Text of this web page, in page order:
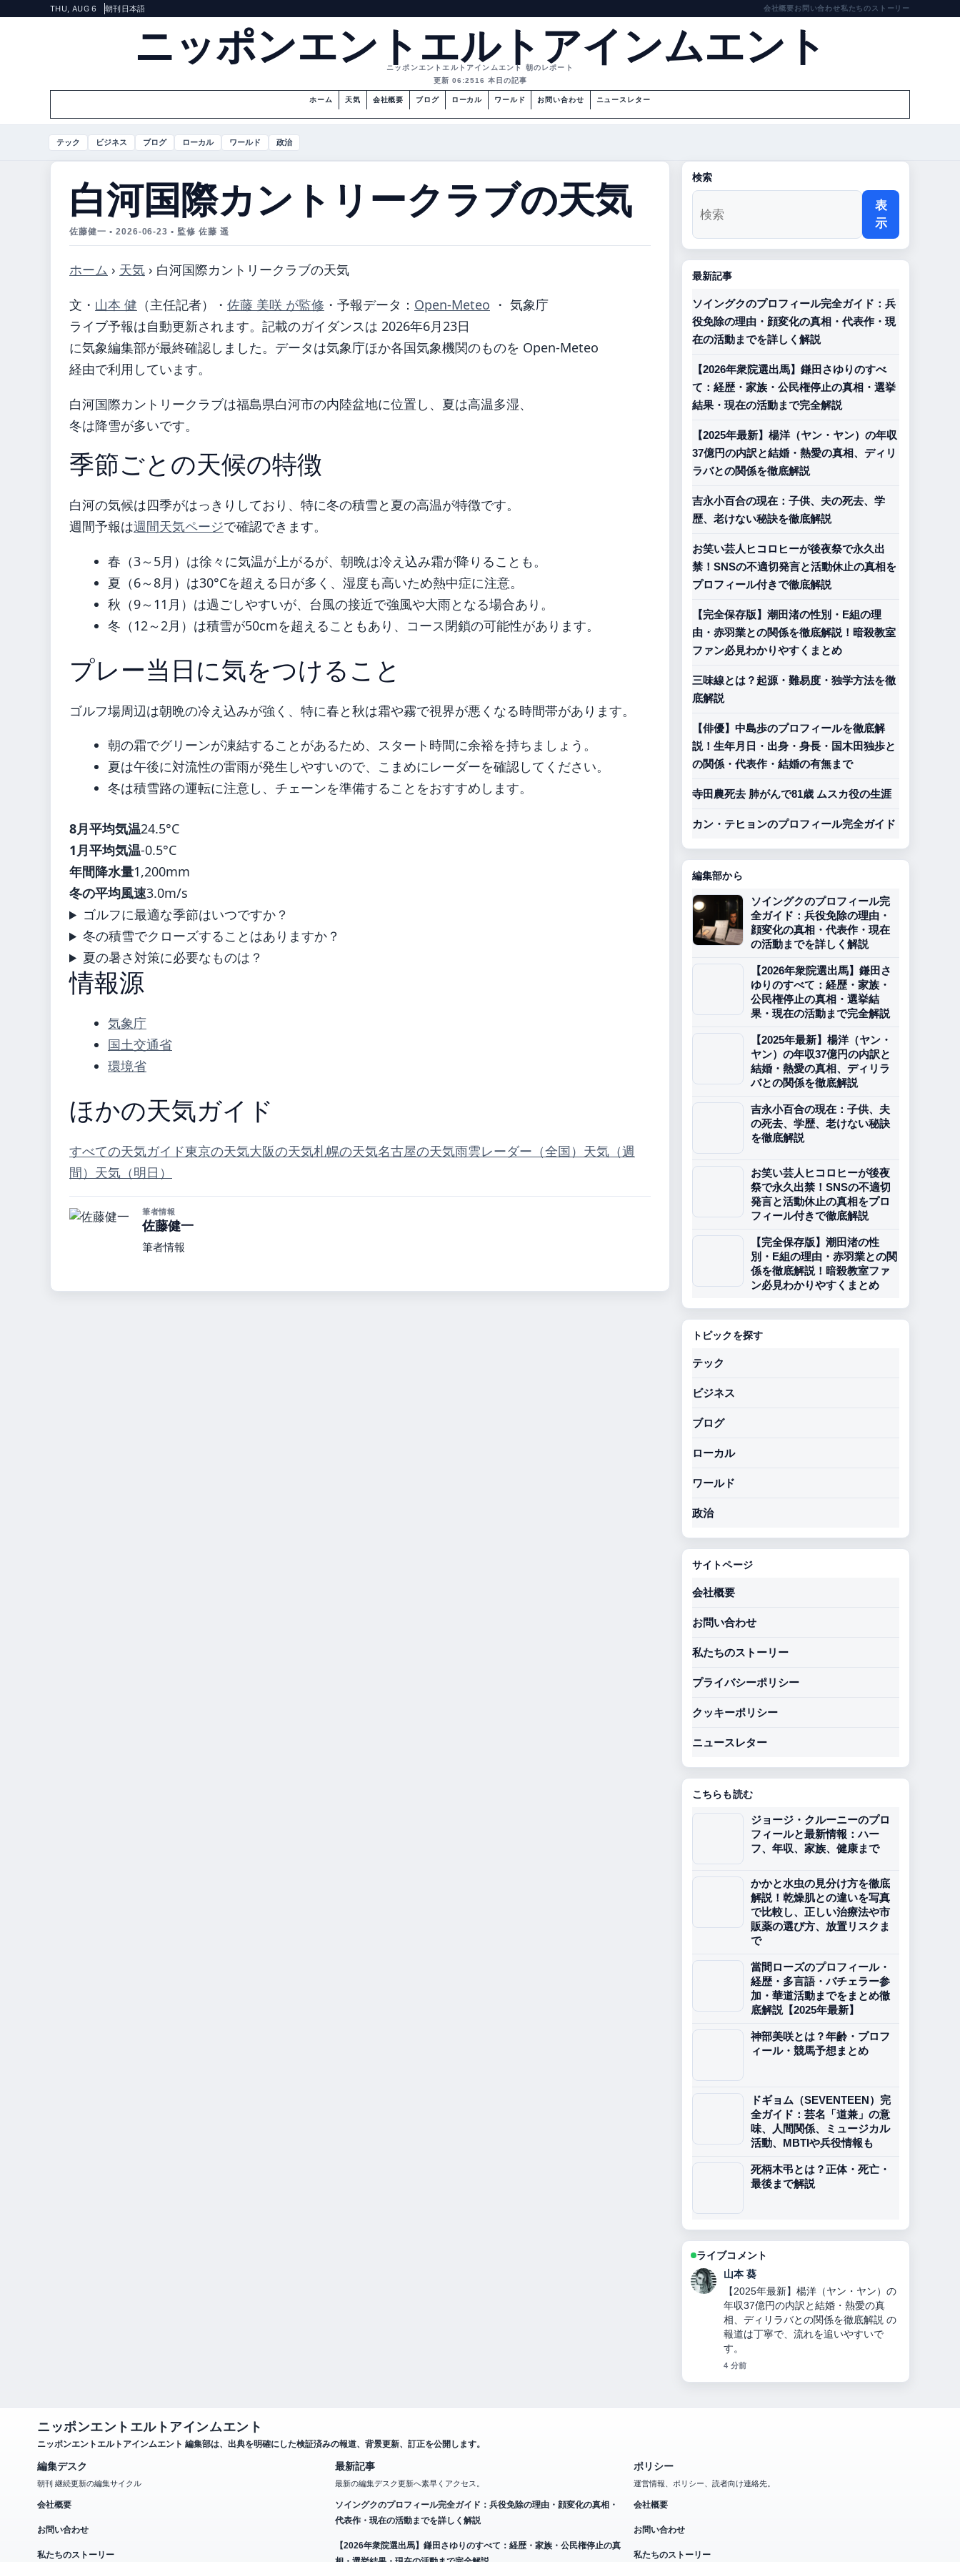
THU, AUG 6 朝刊 日本語 会社概要お問い合わせ私たちのストーリー
ニッポンエントエルトアインムエント
ニッポンエントエルトアインムエント 朝のレポート
更新 06:2516 本日の記事
ホーム 天気 会社概要 ブログ ローカル ワールド お問い合わせ ニュースレター
テック ビジネス ブログ ローカル ワールド 政治
白河国際カントリークラブの天気
佐藤健一 • 2026-06-23 • 監修 佐藤 遥
ホーム › 天気 › 白河国際カントリークラブの天気
文・ 山本 健 （主任記者） ・ 佐藤 美咲 が監修 ・ 予報データ： Open-Meteo ・ 気象庁
ライブ予報は自動更新されます。記載のガイダンスは 2026年6月23日
に気象編集部が最終確認しました。データは気象庁ほか各国気象機関のものを Open-Meteo
経由で利用しています。
白河国際カントリークラブは福島県白河市の内陸盆地に位置し、夏は高温多湿、
冬は降雪が多いです。
季節ごとの天候の特徴
白河の気候は四季がはっきりしており、特に冬の積雪と夏の高温が特徴です。
週間予報は週間天気ページで確認できます。
春（3～5月）は徐々に気温が上がるが、朝晩は冷え込み霜が降りることも。
夏（6～8月）は30°Cを超える日が多く、湿度も高いため熱中症に注意。
秋（9～11月）は過ごしやすいが、台風の接近で強風や大雨となる場合あり。
冬（12～2月）は積雪が50cmを超えることもあり、コース閉鎖の可能性があります。
プレー当日に気をつけること
ゴルフ場周辺は朝晩の冷え込みが強く、特に春と秋は霜や霧で視界が悪くなる時間帯があります。
朝の霜でグリーンが凍結することがあるため、スタート時間に余裕を持ちましょう。
夏は午後に対流性の雷雨が発生しやすいので、こまめにレーダーを確認してください。
冬は積雪路の運転に注意し、チェーンを準備することをおすすめします。
8月平均気温24.5°C
1月平均気温-0.5°C
年間降水量1,200mm
冬の平均風速3.0m/s
ゴルフに最適な季節はいつですか？
冬の積雪でクローズすることはありますか？
夏の暑さ対策に必要なものは？
情報源
気象庁
国土交通省
環境省
ほかの天気ガイド
すべての天気ガイド東京の天気大阪の天気札幌の天気名古屋の天気雨雲レーダー（全国） 天気（週
間） 天気（明日）
筆者情報
佐藤健一
筆者情報
検索
表
示
最新記事
ソイングクのプロフィール完全ガイド：兵
役免除の理由・顔変化の真相・代表作・現
在の活動までを詳しく解説
【2026年衆院選出馬】鎌田さゆりのすべ
て：経歴・家族・公民権停止の真相・選挙
結果・現在の活動まで完全解説
【2025年最新】楊洋（ヤン・ヤン）の年収
37億円の内訳と結婚・熱愛の真相、ディリ
ラバとの関係を徹底解説
吉永小百合の現在：子供、夫の死去、学
歴、老けない秘訣を徹底解説
お笑い芸人ヒコロヒーが後夜祭で永久出
禁！SNSの不適切発言と活動休止の真相を
プロフィール付きで徹底解説
【完全保存版】潮田渚の性別・E組の理
由・赤羽業との関係を徹底解説！暗殺教室
ファン必見わかりやすくまとめ
三味線とは？起源・難易度・独学方法を徹
底解説
【俳優】中島歩のプロフィールを徹底解
説！生年月日・出身・身長・国木田独歩と
の関係・代表作・結婚の有無まで
寺田農死去 肺がんで81歳 ムスカ役の生涯
カン・テヒョンのプロフィール完全ガイド
編集部から
ソイングクのプロフィール完
全ガイド：兵役免除の理由・
顔変化の真相・代表作・現在
の活動までを詳しく解説
【2026年衆院選出馬】鎌田さ
ゆりのすべて：経歴・家族・
公民権停止の真相・選挙結
果・現在の活動まで完全解説
【2025年最新】楊洋（ヤン・
ヤン）の年収37億円の内訳と
結婚・熱愛の真相、ディリラ
バとの関係を徹底解説
吉永小百合の現在：子供、夫
の死去、学歴、老けない秘訣
を徹底解説
お笑い芸人ヒコロヒーが後夜
祭で永久出禁！SNSの不適切
発言と活動休止の真相をプロ
フィール付きで徹底解説
【完全保存版】潮田渚の性
別・E組の理由・赤羽業との関
係を徹底解説！暗殺教室ファ
ン必見わかりやすくまとめ
トピックを探す
テック
ビジネス
ブログ
ローカル
ワールド
政治
サイトページ
会社概要
お問い合わせ
私たちのストーリー
プライバシーポリシー
クッキーポリシー
ニュースレター
こちらも読む
ジョージ・クルーニーのプロ
フィールと最新情報：ハー
フ、年収、家族、健康まで
かかと水虫の見分け方を徹底
解説！乾燥肌との違いを写真
で比較し、正しい治療法や市
販薬の選び方、放置リスクま
で
當間ローズのプロフィール・
経歴・多言語・バチェラー参
加・華道活動までをまとめ徹
底解説【2025年最新】
神部美咲とは？年齢・プロフ
ィール・競馬予想まとめ
ドギョム（SEVENTEEN）完
全ガイド：芸名「道兼」の意
味、人間関係、ミュージカル
活動、MBTIや兵役情報も
死柄木弔とは？正体・死亡・
最後まで解説
ライブコメント
加藤 海斗
ソイングクのプロフィール完全ガイ
ド：兵役免除の理由・顔変化の真相・
代表作・現在の活動までを詳しく解説
周辺の検証がしっかりしていて安心感
があります。
6 分前
ニッポンエントエルトアインムエント
ニッポンエントエルトアインムエント 編集部は、出典を明確にした検証済みの報道、背景更新、訂正を公開します。
編集デスク
朝刊 継続更新の編集サイクル
会社概要
お問い合わせ
私たちのストーリー
最新記事
最新の編集デスク更新へ素早くアクセス。
ソイングクのプロフィール完全ガイド：兵役免除の理由・顔変化の真相・
代表作・現在の活動までを詳しく解説
【2026年衆院選出馬】鎌田さゆりのすべて：経歴・家族・公民権停止の真
ポリシー
運営情報、ポリシー、読者向け連絡先。
会社概要
お問い合わせ
私たちのストーリー